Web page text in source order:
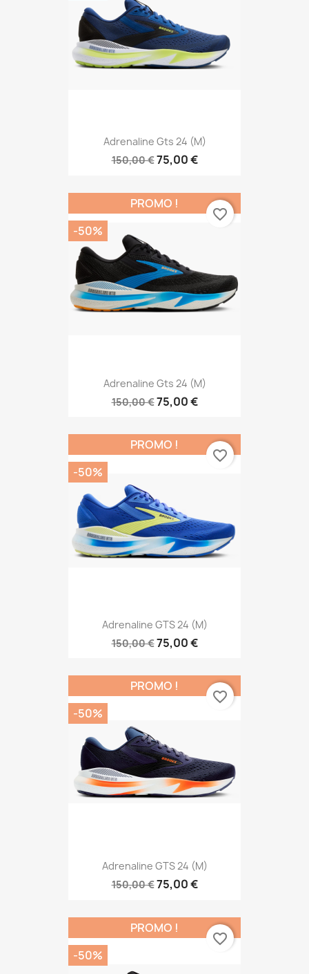
Adrenaline Gts 24 (M)
150,00 €75,00 €
Adrenaline Gts 24 (M)
150,00 €75,00 €
PROMO !
-50%
favorite_border
Adrenaline GTS 24 (M)
150,00 €75,00 €
PROMO !
-50%
favorite_border
Adrenaline GTS 24 (M)
150,00 €75,00 €
PROMO !
-50%
favorite_border
PROMO !
-50%
favorite_border